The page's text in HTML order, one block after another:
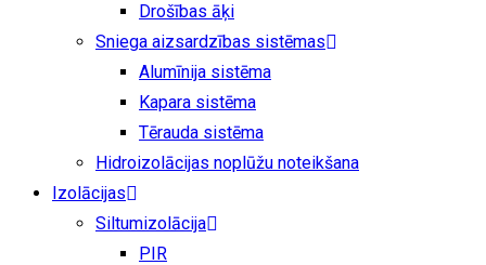
Drošības āķi
Sniega aizsardzības sistēmas
Alumīnija sistēma
Kapara sistēma
Tērauda sistēma
Hidroizolācijas noplūžu noteikšana
Izolācijas
Siltumizolācija
PIR